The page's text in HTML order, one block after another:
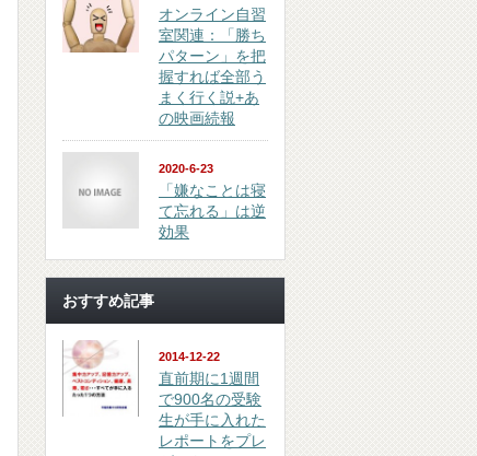
オンライン自習
室関連：「勝ち
パターン」を把
握すれば全部う
まく行く説+あ
の映画続報
2020-6-23
「嫌なことは寝
て忘れる」は逆
効果
おすすめ記事
2014-12-22
直前期に1週間
で900名の受験
生が手に入れた
レポートをプレ